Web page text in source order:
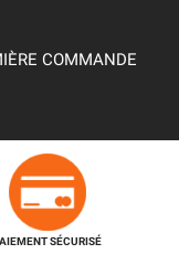
COMMANDE
SÉCURISÉ